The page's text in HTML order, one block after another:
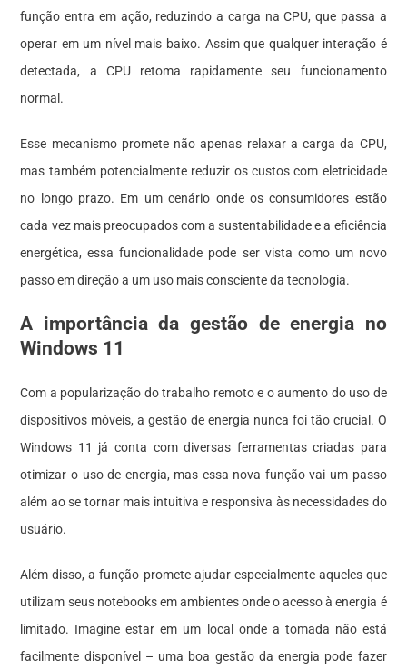
função entra em ação, reduzindo a carga na CPU, que passa a
operar em um nível mais baixo. Assim que qualquer interação é
detectada, a CPU retoma rapidamente seu funcionamento
normal.
Esse mecanismo promete não apenas relaxar a carga da CPU,
mas também potencialmente reduzir os custos com eletricidade
no longo prazo. Em um cenário onde os consumidores estão
cada vez mais preocupados com a sustentabilidade e a eficiência
energética, essa funcionalidade pode ser vista como um novo
passo em direção a um uso mais consciente da tecnologia.
A importância da gestão de energia no
Windows 11
Com a popularização do trabalho remoto e o aumento do uso de
dispositivos móveis, a gestão de energia nunca foi tão crucial. O
Windows 11 já conta com diversas ferramentas criadas para
otimizar o uso de energia, mas essa nova função vai um passo
além ao se tornar mais intuitiva e responsiva às necessidades do
usuário.
Além disso, a função promete ajudar especialmente aqueles que
utilizam seus notebooks em ambientes onde o acesso à energia é
limitado. Imagine estar em um local onde a tomada não está
facilmente disponível – uma boa gestão da energia pode fazer